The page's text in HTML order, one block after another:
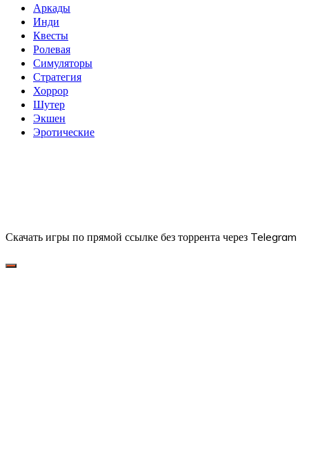
Аркады
Инди
Квесты
Ролевая
Симуляторы
Стратегия
Хоррор
Шутер
Экшен
Эротические
Скачать игры по прямой ссылке без торрента через Telegram